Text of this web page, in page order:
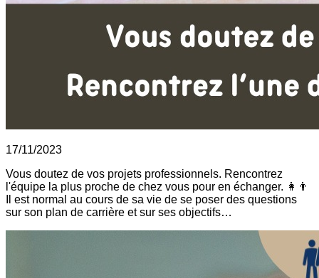
17/11/2023
Vous doutez de vos projets professionnels. Rencontrez
l'équipe la plus proche de chez vous pour en échanger. 👩👨
Il est normal au cours de sa vie de se poser des questions
sur son plan de carrière et sur ses objectifs…